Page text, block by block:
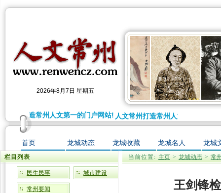
2026年8月7日 星期五
常州打造常州人文第一的门户网站!人文常州打造常州人文第一的门户
首页 龙城动态 龙城收藏 龙城名人 龙城
栏目列表
民生民事 城市建设
常州要闻
当前位置: 主页 > 龙城动态 > 常
王剑锋